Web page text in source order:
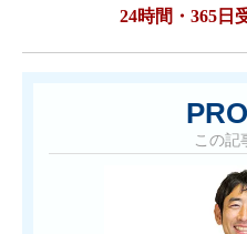
24時間・365日
この記